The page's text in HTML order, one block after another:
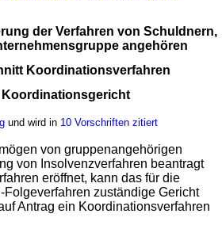
der Verfahren von Schuldnern,
angehören
Koordinationsverfahren
Koordinationsgericht
und wird in 10 Vorschriften zitiert
von gruppenangehörigen
von Insolvenzverfahren beantragt
eröffnet, kann das für die
Folgeverfahren zuständige Gericht
Antrag ein Koordinationsverfahren